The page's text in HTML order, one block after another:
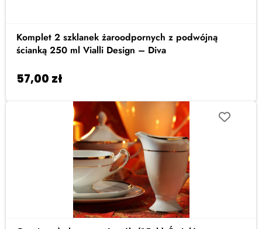
Komplet 2 szklanek żaroodpornych z podwójną
ścianką 250 ml Vialli Design – Diva
57,00 zł